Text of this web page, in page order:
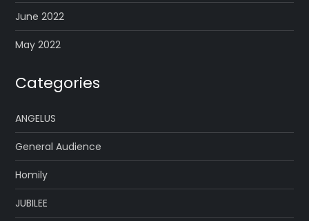
June 2022
May 2022
Categories
ANGELUS
General Audience
Homily
JUBILEE